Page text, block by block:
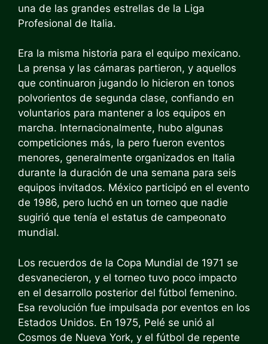
una de las grandes estrellas de la Liga
Profesional de Italia.
Era la misma historia para el equipo mexicano.
La prensa y las cámaras partieron, y aquellos
que continuaron jugando lo hicieron en tonos
polvorientos de segunda clase, confiando en
voluntarios para mantener a los equipos en
marcha. Internacionalmente, hubo algunas
competiciones más, la pero fueron eventos
menores, generalmente organizados en Italia
durante la duración de una semana para seis
equipos invitados. México participó en el evento
de 1986, pero luchó en un torneo que nadie
sugirió que tenía el estatus de campeonato
mundial.
Los recuerdos de la Copa Mundial de 1971 se
desvanecieron, y el torneo tuvo poco impacto
en el desarrollo posterior del fútbol femenino.
Esa revolución fue impulsada por eventos en los
Estados Unidos. En 1975, Pelé se unió al
Cosmos de Nueva York, y el fútbol de repente